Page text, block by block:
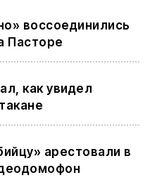
воссоединились
Пасторе
как увидел
арестовали в